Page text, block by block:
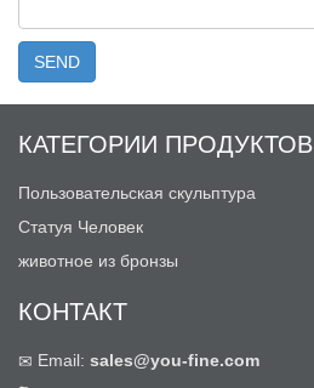
КАТЕГОРИИ ПРОДУКТОВ
Пользовательская скульптура
Статуя Человек
животное из бронзы
КОНТАКТ
Email: sales@you-fine.com